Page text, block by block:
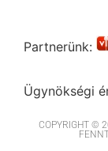
Partnerünk:
Ügynökségi
COPYRIGHT ©